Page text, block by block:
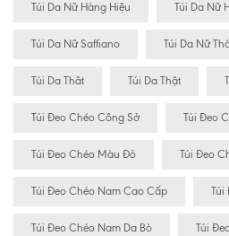
Túi Da Nữ Hàng Hiệu Túi Da Nữ
Túi Da Nữ Saffiano Túi Da Nữ
Túi Da Thât Túi Da Thật
Túi Đeo Chéo Công Sở Túi Đeo
Túi Đeo Chéo Màu Đỏ Túi Đeo
Túi Đeo Chéo Nam Cao Cấp Túi
Túi Đeo Chéo Nam Da Bò Túi